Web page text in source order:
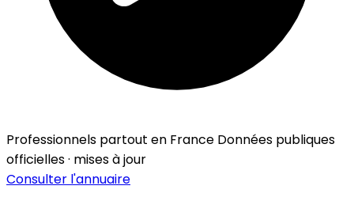
Professionnels partout en France Données publiques
officielles · mises à jour
Consulter l'annuaire